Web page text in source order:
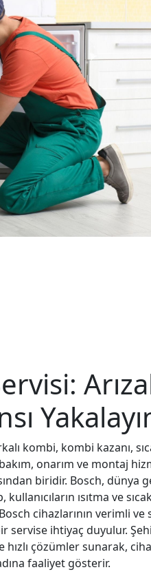
kombi, kombi kazanı,
onarım ve montaj
biridir. Bosch, dünya
ısıtma ve
cihazlarının verimli ve
servise ihtiyaç duyulur.
çözümler sunarak,
faaliyet gösterir.